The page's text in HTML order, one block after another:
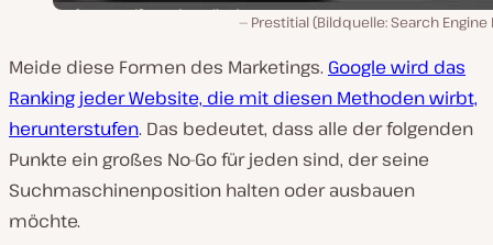
Prestitial (Bildquelle: Search Engine
Meide diese Formen des Marketings. Google wird das
Ranking jeder Website, die mit diesen Methoden wirbt,
herunterstufen. Das bedeutet, dass alle der folgenden
Punkte ein großes No-Go für jeden sind, der seine
Suchmaschinenposition halten oder ausbauen
möchte.